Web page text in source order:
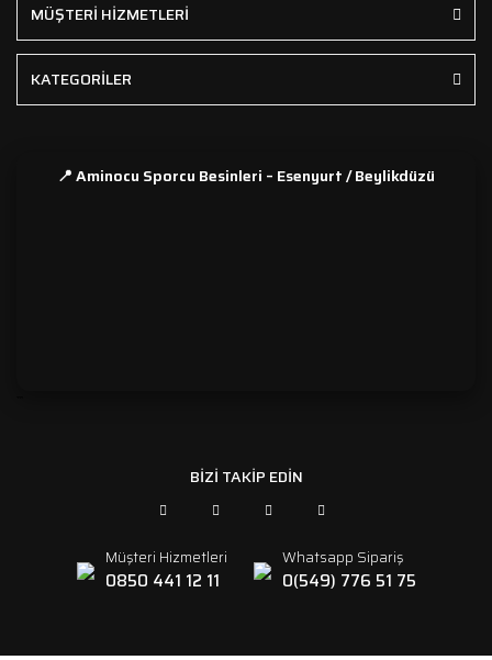
MÜŞTERİ HİZMETLERİ
KATEGORİLER
📍 Aminocu Sporcu Besinleri – Esenyurt / Beylikdüzü
BİZİ TAKİP EDİN
Müşteri Hizmetleri
0850 441 12 11
Whatsapp Sipariş
0(549) 776 51 75